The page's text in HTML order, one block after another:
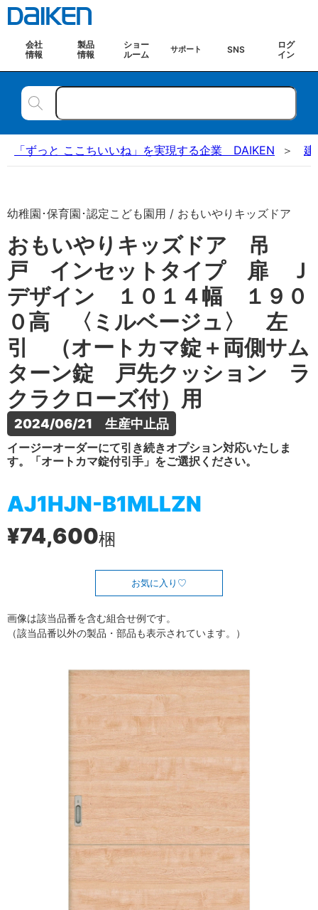
会社
情報
製品
情報
ショー
ルーム
サポート SNS
ログ
イン
「ずっと ここちいいね」を実現する企業 DAIKEN 建
幼稚園･保育園･認定こども園用 / おもいやりキッズドア
おもいやりキッズドア 吊
戸 インセットタイプ 扉 Ｊ
デザイン １０１４幅 １９０
０高 〈ミルベージュ〉 左
引 （オートカマ錠＋両側サム
ターン錠 戸先クッション ラ
クラクローズ付）用
2024/06/21　生産中止品
イージーオーダーにて引き続きオプション対応いたしま
す。「オートカマ錠付引手」をご選択ください。
AJ1HJN-B1MLLZN
¥74,600梱
お気に入り
画像は該当品番を含む組合せ例です。
（該当品番以外の製品・部品も表示されています。）